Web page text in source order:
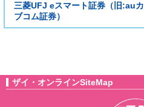
三菱UFJ eスマート証券（旧:auカ
ブコム証券）
ザイ・オンラインSiteMap